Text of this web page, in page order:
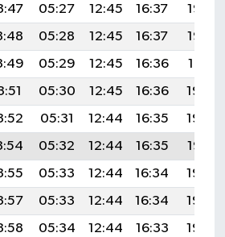
05:27 12:45 16:37
19:53
05:28 12:45 16:37
19:52
05:29 12:45 16:36
19:51
05:30 12:45 16:36
19:50
05:31 12:44 16:35
19:48
05:32 12:44 16:35
19:47
05:33 12:44 16:34
19:46
05:33 12:44 16:34
19:45
05:34 12:44 16:33
19:43